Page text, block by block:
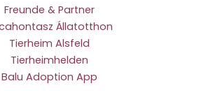
Freunde & Partner
Állatotthon
Tierheim Alsfeld
Tierheimhelden
Balu Adoption App